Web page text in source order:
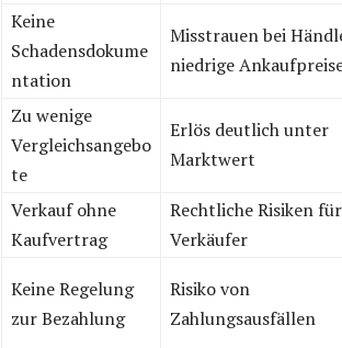
Keine
Schadensdokume
ntation
Misstrauen bei
niedrige
Zu wenige
Vergleichsangebo
te
Erlös deutlich unter
Marktwert
Verkauf ohne
Kaufvertrag
Rechtliche Risiken
Verkäufer
Keine Regelung
zur Bezahlung
Risiko von
Zahlungsausfällen